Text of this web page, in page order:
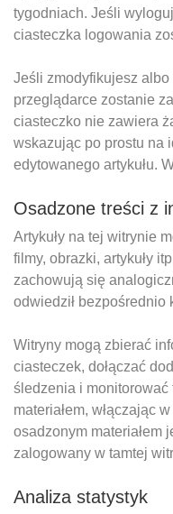
tygodniach. Jeśli
ciasteczka logowania
Jeśli zmodyfikujesz albo
przeglądarce zostanie
ciasteczko nie zawiera
wskazując po prostu na
edytowanego artykułu.
Osadzone treści z
Artykuły na tej witrynie
filmy, obrazki, artykuły
zachowują się
odwiedził bezpośrednio
Witryny mogą zbierać
ciasteczek, dołączać
śledzenia i
materiałem, włączając
osadzonym materiałem
zalogowany w tamtej
Analiza statystyk